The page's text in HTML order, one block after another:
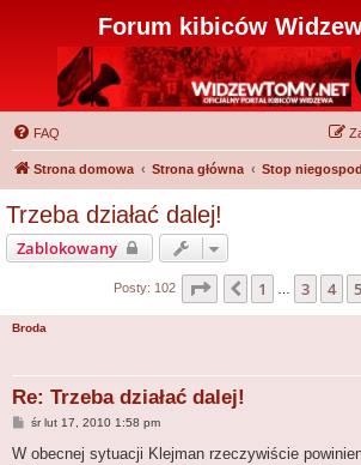
Forum kibiców
FAQ
Strona domowa Strona główna Stop
Trzeba działać dalej!
Zablokowany
Posty: 102 Strona z7
Poprzednia
1 3 4 5
Broda
Re: Trzeba działać dalej!
P
s
śr lut 17, 2010 1:58 pm
W obecnej sytuacji Klejman rzeczywiście